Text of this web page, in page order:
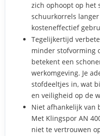
zich ophoopt op het
schuurkorrels
kosteneffectief
Tegelijkertijd
minder stofvorming
betekent een
werkomgeving. Je
stofdeeltjes in, wat
en veiligheid op de
Niet afhankelijk van
Met Klingspor AN
niet te vertrouwen